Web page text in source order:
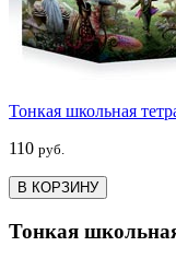
Тонкая школьная
110 руб.
В КОРЗИНУ
Тонкая